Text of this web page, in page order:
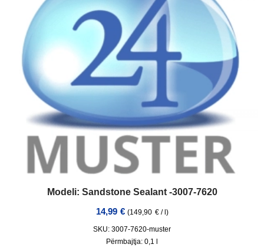
Modeli: Sandstone Sealant -3007-7620
14,99 € (149,90 €/ )
SKU: 3007-7620-muster
Përmbajtja: 0,1 l